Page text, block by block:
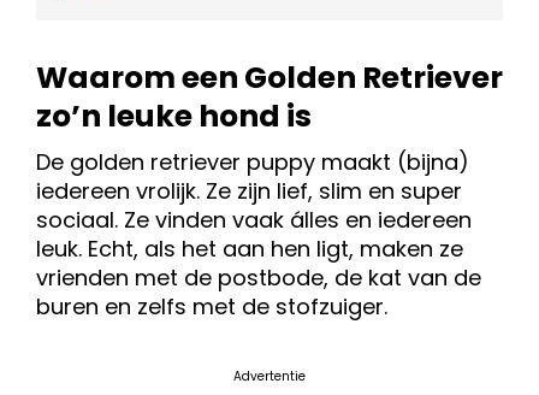
Waarom een Golden Retriever
zo’n leuke hond is
De golden retriever puppy maakt (bijna)
iedereen vrolijk. Ze zijn lief, slim en super
sociaal. Ze vinden vaak álles en iedereen
leuk. Echt, als het aan hen ligt, maken ze
vrienden met de postbode, de kat van de
buren en zelfs met de stofzuiger.
Advertentie